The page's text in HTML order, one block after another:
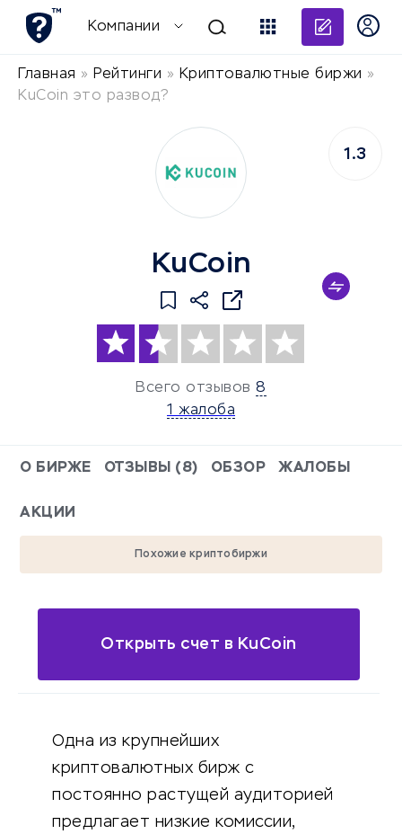
Компании
Главная » Рейтинги » Криптовалютные биржи »
KuCoin это развод?
KuCoin
Всего отзывов 8
1 жалоба
1.3
О БИРЖЕ ОТЗЫВЫ (8) ОБЗОР ЖАЛОБЫ
АКЦИИ
Похожие криптобиржи
Открыть счет в KuCoin
Одна из крупнейших
криптовалютных бирж с
постоянно растущей аудиторией
предлагает низкие комиссии,